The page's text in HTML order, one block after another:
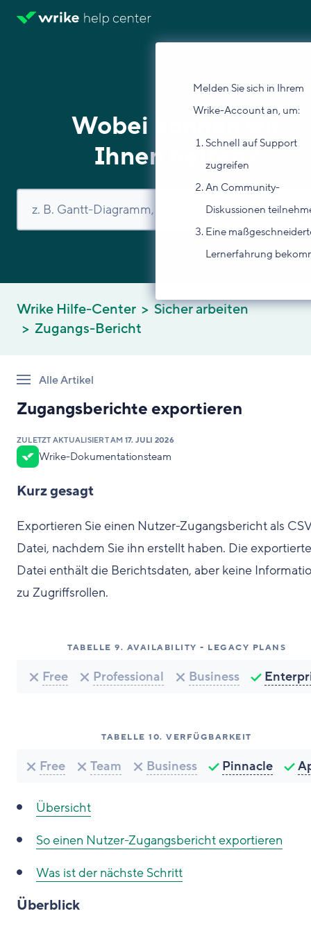
Melden Sie sich in Ihrem
Wrike-Account an, um:
Schnell auf Support
zugreifen
An Community-
Diskussionen
Eine
Lernerfahrung
Wobei können wir
Ihnen helfen?
Wrike Hilfe-Center
Sicher arbeiten
Zugangs-Bericht
Alle Artikel
Zugangsberichte exportieren
ZULETZT AKTUALISIERT AM 17. JULI 2026
Wrike-Dokumentationsteam
Kurz gesagt
Exportieren Sie einen Nutzer-Zugangsbericht als
Datei, nachdem Sie ihn erstellt haben. Die exportierte
Datei enthält die Berichtsdaten, aber keine
zu Zugriffsrollen.
TABELLE 9. AVAILABILITY - LEGACY PLANS
Free Professional Business
TABELLE 10. VERFÜGBARKEIT
Free Team Business Pinnacle
Übersicht
Soeinen Nutzer-Zugangsbericht exportieren
Was ist der nächste Schritt
Überblick